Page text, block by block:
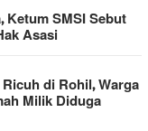
Ketum SMSI Sebut
Asasi
di Rohil, Warga
Milik Diduga